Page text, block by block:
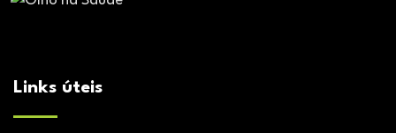
Links úteis